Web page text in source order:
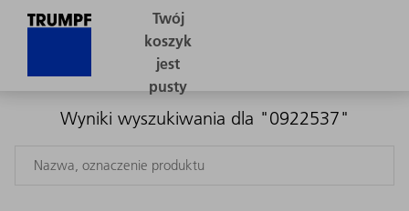
Wyniki wyszukiwania dla "0922537"